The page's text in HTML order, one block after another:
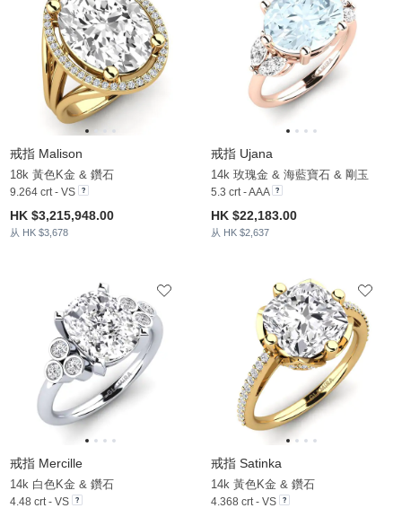
戒指 Malison
18k 黃色K金 & 鑽石
9.264 crt - VS
HK $3,215,948.00
从 HK $3,678
戒指 Ujana
14k 玫瑰金 & 海藍寶石 & 剛玉
5.3 crt - AAA
HK $22,183.00
从 HK $2,637
戒指 Mercille
14k 白色K金 & 鑽石
4.48 crt - VS
戒指 Satinka
14k 黃色K金 & 鑽石
4.368 crt - VS